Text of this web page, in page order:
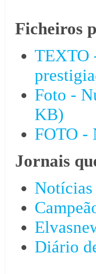
Ficheiros
TEXTO
Foto -
KB)
FOTO -
Jornais
Notícias
Diário